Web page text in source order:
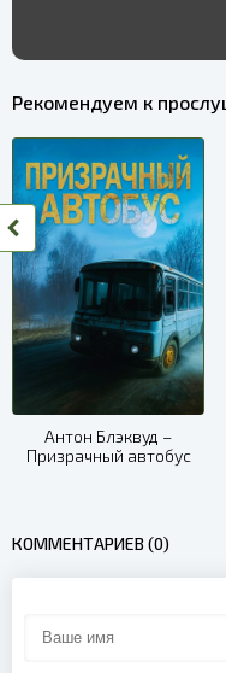
Рекомендуем к
Антон Блэквуд –
Призрачный автобус
КОММЕНТАРИЕВ (0)